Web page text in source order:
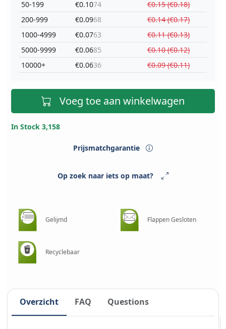
50-199
200-999
1000-4999
5000-9999
10000+
€0.1074
€0.0968
€0.0763
€0.0685
€0.0636
€0.15 (€0.18)
€0.14 (€0.17)
€0.11 (€0.13)
€0.10 (€0.12)
€0.09 (€0.11)
Voeg toe aan winkelwagen
In Stock 3,158
Prijsmatchgarantie
Op zoek naar iets op maat?
Gelijmd Flappen Gesloten
Recyclebaar
Overzicht FAQ Questions